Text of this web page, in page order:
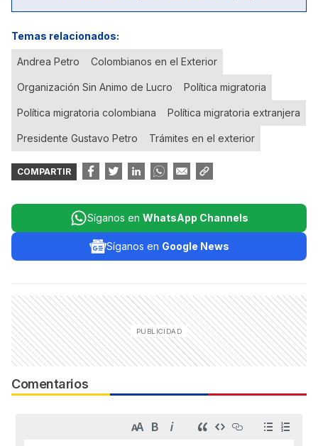
Temas relacionados:
Andrea Petro Colombianos en el Exterior
Organización Sin Animo de Lucro Política migratoria
Política migratoria colombiana Política migratoria extranjera
Presidente Gustavo Petro Trámites en el exterior
COMPARTIR
Síganos en WhatsApp Channels
Síganos en Google News
Comentarios